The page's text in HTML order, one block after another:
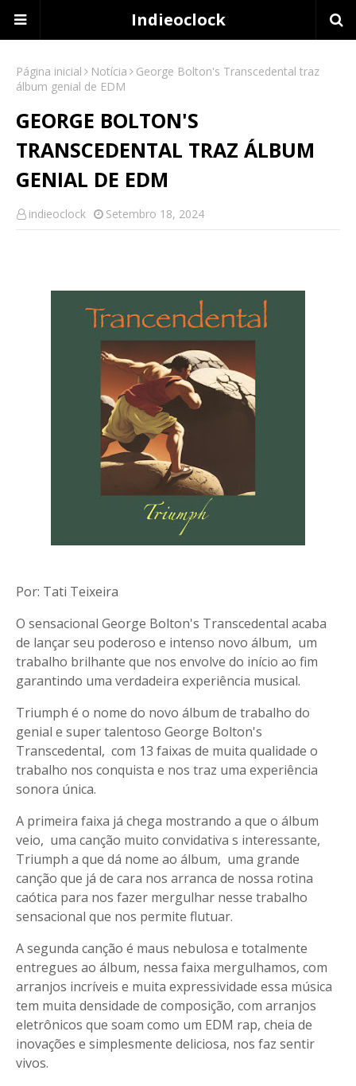
Indieoclock
Página inicial Notícia
George Bolton's Transcedental traz
álbum genial de EDM
GEORGE BOLTON'S
TRANSCEDENTAL TRAZ ÁLBUM
GENIAL DE EDM
indieoclock Setembro 18, 2024
Por: Tati Teixeira
O sensacional George Bolton's Transcedental acaba
de lançar seu poderoso e intenso novo álbum, um
trabalho brilhante que nos envolve do início ao fim
garantindo uma verdadeira experiência musical.
Triumph é o nome do novo álbum de trabalho do
genial e super talentoso George Bolton's
Transcedental, com 13 faixas de muita qualidade o
trabalho nos conquista e nos traz uma experiência
sonora única.
A primeira faixa já chega mostrando a que o álbum
veio, uma canção muito convidativa s interessante,
Triumph a que dá nome ao álbum, uma grande
canção que já de cara nos arranca de nossa rotina
caótica para nos fazer mergulhar nesse trabalho
sensacional que nos permite flutuar.
A segunda canção é maus nebulosa e totalmente
entregues ao álbum, nessa faixa mergulhamos, com
arranjos incríveis e muita expressividade essa música
tem muita densidade de composição, com arranjos
eletrônicos que soam como um EDM rap, cheia de
inovações e simplesmente deliciosa, nos faz sentir
vivos.